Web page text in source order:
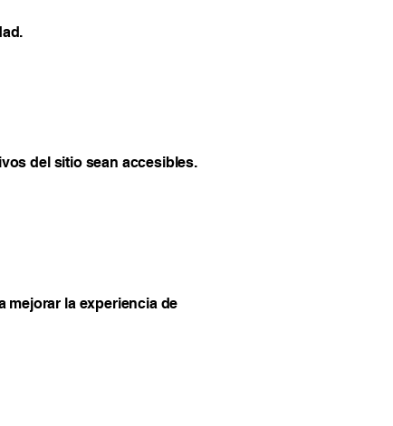
del sitio sean accesibles.
mejorar la experiencia de